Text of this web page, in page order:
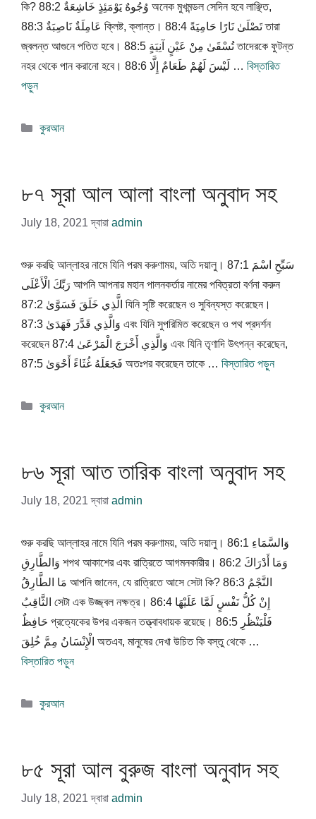
কি? 88:2 وُجُوهٌ يَوْمَئِذٍ خَاشِعَةٌ অনেক মুখমন্ডল সেদিন হবে লাঞ্ছিত,
88:3 عَامِلَةٌ نَاصِبَةٌ ক্লিষ্ট, ক্লান্ত। 88:4 تَصْلَىٰ نَارًا حَامِيَةً তারা
জ্বলন্ত আগুনে পতিত হবে। 88:5 تُسْقَىٰ مِنْ عَيْنٍ آنِيَةٍ তাদেরকে ফুটন্ত
নহর থেকে পান করানো হবে। 88:6 لَيْسَ لَهُمْ طَعَامٌ إِلَّا … বিস্তারিত
পড়ুন
বিভাগ
কুরআন
৮৭ সূরা আল আলা বাংলা অনুবাদ সহ
July 18, 2021 দ্বারা admin
শুরু করছি আল্লাহর নামে যিনি পরম করুণাময়, অতি দয়ালু। 87:1 سَبِّحِ اسْمَ
رَبِّكَ الْأَعْلَى আপনি আপনার মহান পালনকর্তার নামের পবিত্রতা বর্ণনা করুন
87:2 الَّذِي خَلَقَ فَسَوَّىٰ যিনি সৃষ্টি করেছেন ও সুবিন্যস্ত করেছেন।
87:3 وَالَّذِي قَدَّرَ فَهَدَىٰ এবং যিনি সুপরিমিত করেছেন ও পথ প্রদর্শন
করেছেন 87:4 وَالَّذِي أَخْرَجَ الْمَرْعَىٰ এবং যিনি তৃণাদি উৎপন্ন করেছেন,
87:5 فَجَعَلَهُ غُثَاءً أَحْوَىٰ অতঃপর করেছেন তাকে … বিস্তারিত পড়ুন
বিভাগ
কুরআন
৮৬ সূরা আত তারিক বাংলা অনুবাদ সহ
July 18, 2021 দ্বারা admin
শুরু করছি আল্লাহর নামে যিনি পরম করুণাময়, অতি দয়ালু। 86:1 وَالسَّمَاءِ
وَالطَّارِقِ শপথ আকাশের এবং রাত্রিতে আগমনকারীর। 86:2 وَمَا أَدْرَاكَ
مَا الطَّارِقُ আপনি জানেন, যে রাত্রিতে আসে সেটা কি? 86:3 النَّجْمُ
الثَّاقِبُ সেটা এক উজ্জ্বল নক্ষত্র। 86:4 إِنْ كُلُّ نَفْسٍ لَمَّا عَلَيْهَا
حَافِظٌ প্রত্যেকের উপর একজন তত্ত্বাবধায়ক রয়েছে। 86:5 فَلْيَنْظُرِ
الْإِنْسَانُ مِمَّ خُلِقَ অতএব, মানুষের দেখা উচিত কি বস্তু থেকে …
বিস্তারিত পড়ুন
বিভাগ
কুরআন
৮৫ সূরা আল বুরুজ বাংলা অনুবাদ সহ
July 18, 2021 দ্বারা admin